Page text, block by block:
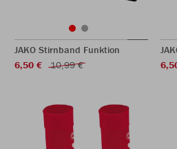
JAKO Stirnband Funktion
6,50 €
10,99 €